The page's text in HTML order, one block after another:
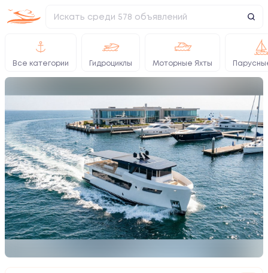
Все категории Гидроциклы Моторные Яхты